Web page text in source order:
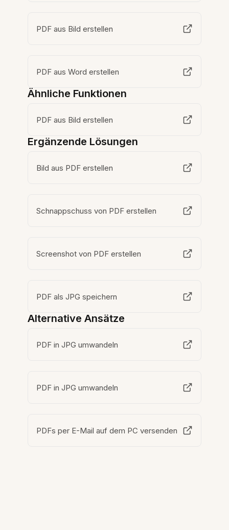
PDF aus Bild erstellen
PDF aus Word erstellen
Ähnliche Funktionen
PDF aus Bild erstellen
Ergänzende Lösungen
Bild aus PDF erstellen
Schnappschuss von PDF erstellen
Screenshot von PDF erstellen
PDF als JPG speichern
Alternative Ansätze
PDF in JPG umwandeln
PDF in JPG umwandeln
PDFs per E-Mail auf dem PC versenden